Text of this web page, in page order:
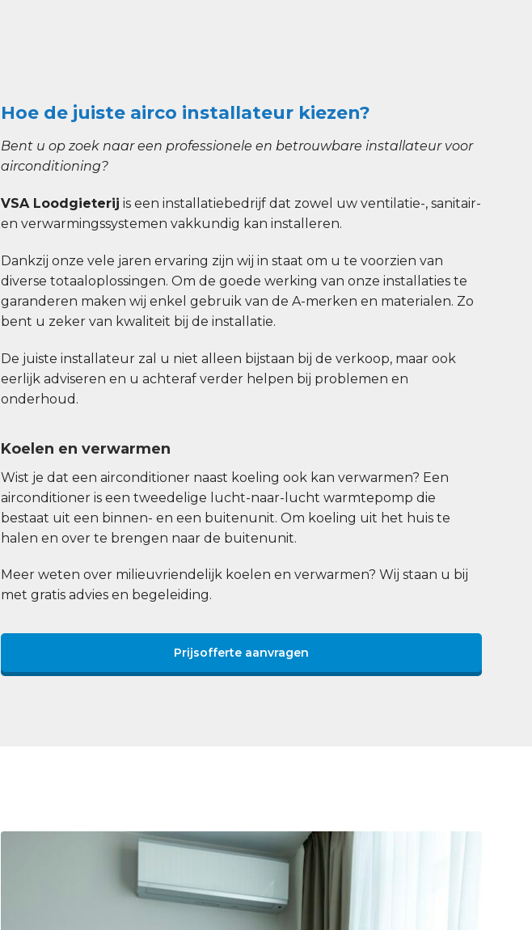
Hoe de juiste airco installateur kiezen?
Bent u op zoek naar een professionele en betrouwbare installateur voor
airconditioning?
VSA Loodgieterij is een installatiebedrijf dat zowel uw ventilatie-, sanitair-
en verwarmingssystemen vakkundig kan installeren.
Dankzij onze vele jaren ervaring zijn wij in staat om u te voorzien van
diverse totaaloplossingen. Om de goede werking van onze installaties te
garanderen maken wij enkel gebruik van de A-merken en materialen. Zo
bent u zeker van kwaliteit bij de installatie.
De juiste installateur zal u niet alleen bijstaan bij de verkoop, maar ook
eerlijk adviseren en u achteraf verder helpen bij problemen en
onderhoud.
Koelen en verwarmen
Wist je dat een airconditioner naast koeling ook kan verwarmen? Een
airconditioner is een tweedelige lucht-naar-lucht warmtepomp die
bestaat uit een binnen- en een buitenunit. Om koeling uit het huis te
halen en over te brengen naar de buitenunit.
Meer weten over milieuvriendelijk koelen en verwarmen? Wij staan u bij
met gratis advies en begeleiding.
Prijsofferte aanvragen